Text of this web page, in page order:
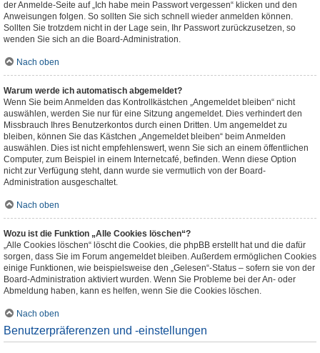
der Anmelde-Seite auf „Ich habe mein Passwort vergessen“ klicken und den
Anweisungen folgen. So sollten Sie sich schnell wieder anmelden können.
Sollten Sie trotzdem nicht in der Lage sein, Ihr Passwort zurückzusetzen, so
wenden Sie sich an die Board-Administration.
Nach oben
Warum werde ich automatisch abgemeldet?
Wenn Sie beim Anmelden das Kontrollkästchen „Angemeldet bleiben“ nicht
auswählen, werden Sie nur für eine Sitzung angemeldet. Dies verhindert den
Missbrauch Ihres Benutzerkontos durch einen Dritten. Um angemeldet zu
bleiben, können Sie das Kästchen „Angemeldet bleiben“ beim Anmelden
auswählen. Dies ist nicht empfehlenswert, wenn Sie sich an einem öffentlichen
Computer, zum Beispiel in einem Internetcafé, befinden. Wenn diese Option
nicht zur Verfügung steht, dann wurde sie vermutlich von der Board-
Administration ausgeschaltet.
Nach oben
Wozu ist die Funktion „Alle Cookies löschen“?
„Alle Cookies löschen“ löscht die Cookies, die phpBB erstellt hat und die dafür
sorgen, dass Sie im Forum angemeldet bleiben. Außerdem ermöglichen Cookies
einige Funktionen, wie beispielsweise den „Gelesen“-Status – sofern sie von der
Board-Administration aktiviert wurden. Wenn Sie Probleme bei der An- oder
Abmeldung haben, kann es helfen, wenn Sie die Cookies löschen.
Nach oben
Benutzerpräferenzen und -einstellungen